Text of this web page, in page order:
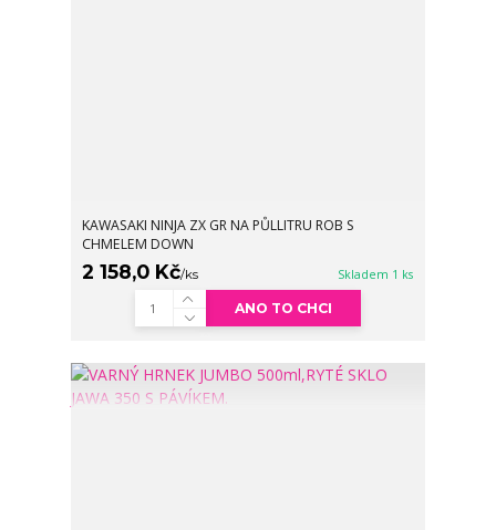
KAWASAKI NINJA ZX GR NA PŮLLITRU ROB S
CHMELEM DOWN
2 158,0 Kč/ks Skladem 1 ks
ANO TO CHCI